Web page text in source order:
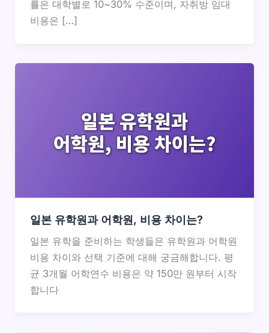
률은 대학별로 10~30% 수준이며, 자취방 임대
비용은 […]
일본 유학원과 어학원, 비용 차이는?
일본 유학을 준비하는 학생들은 유학원과 어학원
비용 차이와 선택 기준에 대해 궁금해합니다. 평
균 3개월 어학연수 비용은 약 150만 원부터 시작
합니다